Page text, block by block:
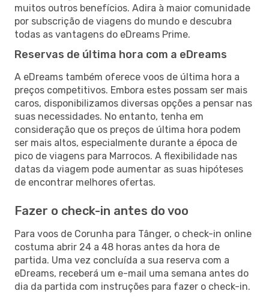
muitos outros benefícios. Adira à maior comunidade
por subscrição de viagens do mundo e descubra
todas as vantagens do eDreams Prime.
Reservas de última hora com a eDreams
A eDreams também oferece voos de última hora a
preços competitivos. Embora estes possam ser mais
caros, disponibilizamos diversas opções a pensar nas
suas necessidades. No entanto, tenha em
consideração que os preços de última hora podem
ser mais altos, especialmente durante a época de
pico de viagens para Marrocos. A flexibilidade nas
datas da viagem pode aumentar as suas hipóteses
de encontrar melhores ofertas.
Fazer o check-in antes do voo
Para voos de Corunha para Tânger, o check-in online
costuma abrir 24 a 48 horas antes da hora de
partida. Uma vez concluída a sua reserva com a
eDreams, receberá um e-mail uma semana antes do
dia da partida com instruções para fazer o check-in.